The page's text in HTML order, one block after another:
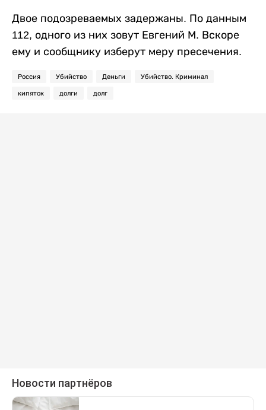
Двое подозреваемых задержаны. По данным
112, одного из них зовут Евгений М. Вскоре
ему и сообщнику изберут меру пресечения.
Россия Убийство Деньги Убийство. Криминал
кипяток долги долг